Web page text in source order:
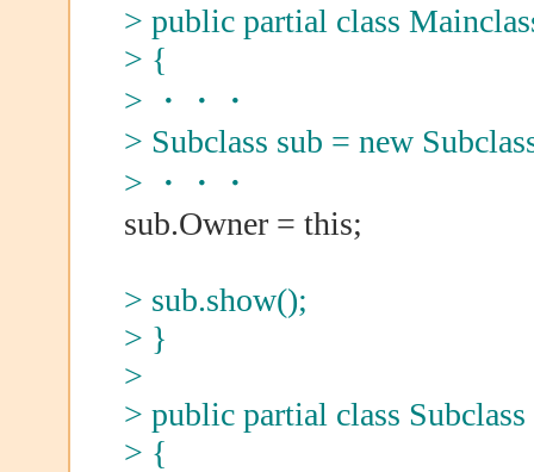
> public partial class
> {
> ・・・
> Subclass sub = new
> ・・・
sub.Owner = this;
> sub.show();
> }
>
> public partial class
> {